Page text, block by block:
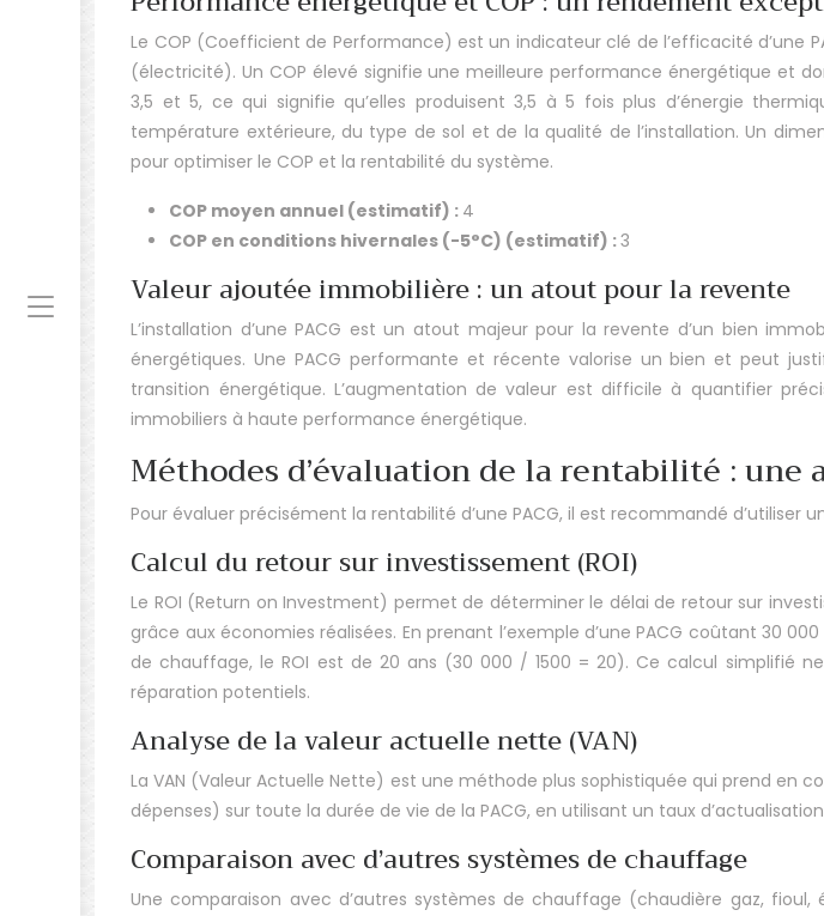
Le COP (Coefficient de Performance) est un indicateur clé de l’efficacité d’une
(électricité). Un COP élevé signifie une meilleure performance énergétique et
3,5 et 5, ce qui signifie qu’elles produisent 3,5 à 5 fois plus d’énergie
température extérieure, du type de sol et de la qualité de l’installation. Un
pour optimiser le COP et la rentabilité du système.
COP moyen annuel (estimatif) : 4
COP en conditions hivernales (-5°C) (estimatif) :3
Valeur ajoutée immobilière : un atout pour la revente
L’installation d’une PACG est un atout majeur pour la revente d’un bien
énergétiques. Une PACG performante et récente valorise un bien et peut
transition énergétique. L’augmentation de valeur est difficile à quantifier
immobiliers à haute performance énergétique.
Méthodes d’évaluation de la rentabilité :
Pour évaluer précisément la rentabilité d’une PACG, il est recommandé
Calcul du retour sur investissement (ROI)
Le ROI (Return on Investment) permet de déterminer le délai de retour sur
grâce aux économies réalisées. En prenant l’exemple d’une PACG coûtant 30
de chauffage, le ROI est de 20 ans (30 000 / 1500 = 20). Ce calcul simplifié
réparation potentiels.
Analyse de la valeur actuelle nette (VAN)
La VAN (Valeur Actuelle Nette) est une méthode plus sophistiquée qui prend en
dépenses) sur toute la durée de vie de la PACG, en utilisant un taux
Comparaison avec d’autres systèmes de chauffage
Une comparaison avec d’autres systèmes de chauffage (chaudière gaz,